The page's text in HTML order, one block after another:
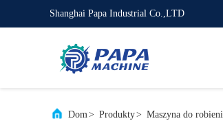
Shanghai Papa Industrial Co.,LTD
Dom> Produkty> Maszyna do